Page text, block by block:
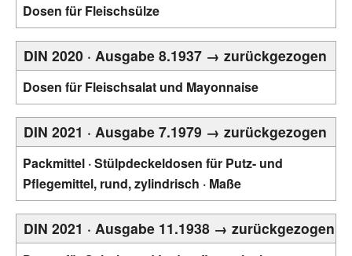
Dosen für Fleischsülze
DIN 2020 · Ausgabe 8.1937 → zurückgezogen
Dosen für Fleischsalat und Mayonnaise
DIN 2021 · Ausgabe 7.1979 → zurückgezogen
Packmittel · Stülpdeckeldosen für Putz- und
Pflegemittel, rund, zylindrisch · Maße
DIN 2021 · Ausgabe 11.1938 → zurückgezogen